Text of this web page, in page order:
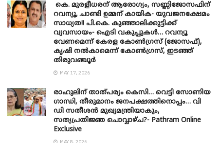
കെ. മുരളീധരന് ആരോഗ്യം, സണ്ണിജോസഫിന്
റവന്യൂ, ചാണ്ടി ഉമ്മന് കായിക- യുവജനക്ഷേമം
സാധ്യത!! പി.കെ. കുഞ്ഞാലിക്കുട്ടിക്ക്
വ്യവസായം- ഐടി വകുപ്പുകൾ… റവന്യൂ
വേണമെന്ന് കേരള കോൺഗ്രസ് (ജോസഫ്),
കൃഷി നൽകാമെന്ന് കോൺഗ്രസ്, ഇടഞ്ഞ്
തിരുവഞ്ചൂർ
MAY 17, 2026
രാഹുലിന് താത്പര്യം കെസി… വെട്ടി സോണിയ
​ഗാന്ധി, തീരുമാനം ജനപക്ഷത്തിനൊപ്പം… വി
ഡി സതീശൻ മുഖ്യമന്ത്രിയാകും,
സത്യപ്രതിജ്ഞ ചൊവ്വാഴ്ച?- Pathram Online
Exclusive
MAY 8, 2026